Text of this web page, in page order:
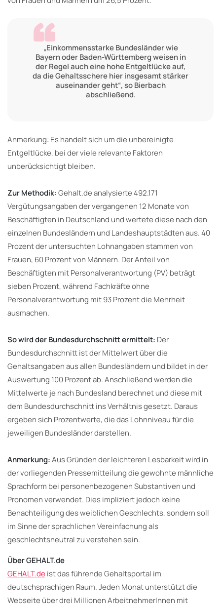
„Einkommensstarke Bundesländer wie
Bayern oder Baden-Württemberg weisen in
der Regel auch eine hohe Entgeltlücke auf,
da die Gehaltsschere hier insgesamt stärker
auseinander geht“, so Bierbach
abschließend.
Anmerkung: Es handelt sich um die unbereinigte
Entgeltlücke, bei der viele relevante Faktoren
unberücksichtigt bleiben.
Zur Methodik:Gehalt.de analysierte 492.171
Vergütungsangaben der vergangenen 12 Monate von
Beschäftigten in Deutschland und wertete diese nach den
einzelnen Bundesländern und Landeshauptstädten aus. 40
Prozent der untersuchten Lohnangaben stammen von
Frauen, 60 Prozent von Männern. Der Anteil von
Beschäftigten mit Personalverantwortung (PV) beträgt
sieben Prozent, während Fachkräfte ohne
Personalverantwortung mit 93 Prozent die Mehrheit
ausmachen.
So wird der Bundesdurchschnitt ermittelt: Der
Bundesdurchschnitt ist der Mittelwert über die
Gehaltsangaben aus allen Bundesländern und bildet in der
Auswertung 100 Prozent ab. Anschließend werden die
Mittelwerte je nach Bundesland berechnet und diese mit
dem Bundesdurchschnitt ins Verhältnis gesetzt. Daraus
ergeben sich Prozentwerte, die das Lohnniveau für die
jeweiligen Bundesländer darstellen.
Anmerkung:Aus Gründen der leichteren Lesbarkeit wird in
der vorliegenden Pressemitteilung die gewohnte männliche
Sprachform bei personenbezogenen Substantiven und
Pronomen verwendet. Dies impliziert jedoch keine
Benachteiligung des weiblichen Geschlechts, sondern soll
im Sinne der sprachlichen Vereinfachung als
geschlechtsneutral zu verstehen sein.
Über GEHALT.de
GEHALT.deist das führende Gehaltsportal im
deutschsprachigen Raum. Jeden Monat unterstützt die
Webseite über drei Millionen ArbeitnehmerInnen mit